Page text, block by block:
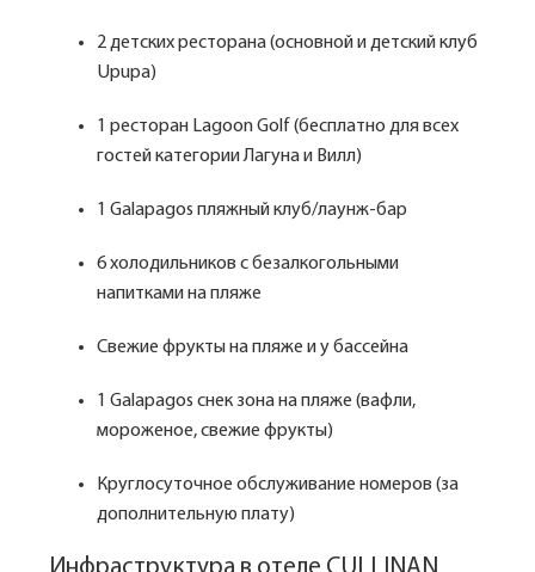
2 детских ресторана (основной и детский клуб
Upupa)
1 ресторан Lagoon Golf (бесплатно для всех
гостей категории Лагуна и Вилл)
1 Galapagos пляжный клуб/лаунж-бар
6 холодильников с безалкогольными
напитками на пляже
Свежие фрукты на пляже и у бассейна
1 Galapagos снек зона на пляже (вафли,
мороженое, свежие фрукты)
Круглосуточное обслуживание номеров (за
дополнительную плату)